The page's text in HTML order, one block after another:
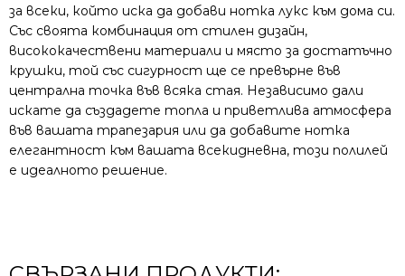
за всеки, който иска да добави нотка лукс към дома си.
Със своята комбинация от стилен дизайн,
висококачествени материали и място за достатъчно
крушки, той със сигурност ще се превърне във
централна точка във всяка стая. Независимо дали
искате да създадете топла и приветлива атмосфера
във вашата трапезария или да добавите нотка
елегантност към вашата всекидневна, този полилей
е идеалното решение.